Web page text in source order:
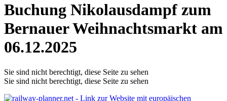
Buchung Nikolausdampf zum
Bernauer Weihnachtsmarkt am
06.12.2025
Sie sind nicht berechtigt, diese Seite zu sehen
Sie sind nicht berechtigt, diese Seite zu sehen